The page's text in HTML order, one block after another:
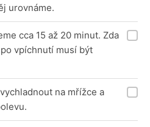
urovnáme.
cca 15 až 20 minut. Zda
vpíchnutí musí být
na mřížce a